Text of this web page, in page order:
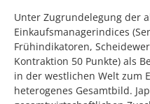
Unter Zugrundelegung der
Einkaufsmanagerindices
Frühindikatoren,
Kontraktion 50 Punkte) als
in der westlichen Welt zum
heterogenes Gesamtbild.